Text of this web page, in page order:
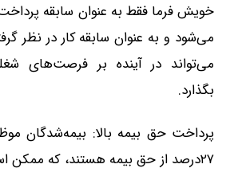
خویش فرما فقط به عنوان سابقه
می‌شود و به عنوان سابقه کار در نظر
می‌تواند در آینده بر فرصت‌های
بگذارد.
پرداخت حق بیمه بالا: بیمه‌شدگان
۲۷درصد از حق بیمه هستند، که